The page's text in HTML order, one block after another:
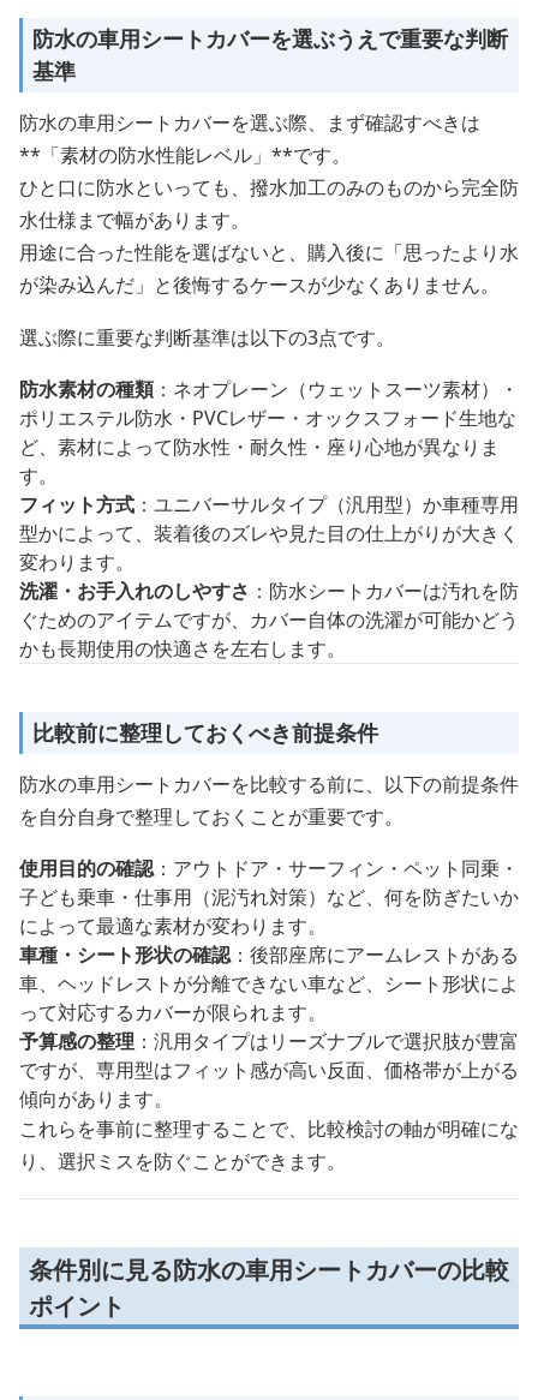
防水の車用シートカバーを選ぶうえで重要な判断
基準
防水の車用シートカバーを選ぶ際、まず確認すべきは
**「素材の防水性能レベル」**です。
ひと口に防水といっても、撥水加工のみのものから完全防
水仕様まで幅があります。
用途に合った性能を選ばないと、購入後に「思ったより水
が染み込んだ」と後悔するケースが少なくありません。
選ぶ際に重要な判断基準は以下の3点です。
防水素材の種類：ネオプレーン（ウェットスーツ素材）・
ポリエステル防水・PVCレザー・オックスフォード生地な
ど、素材によって防水性・耐久性・座り心地が異なりま
す。
フィット方式 ：ユニバーサルタイプ（汎用型）か車種専用
型かによって、装着後のズレや見た目の仕上がりが大きく
変わります。
洗濯・お手入れのしやすさ ：防水シートカバーは汚れを防
ぐためのアイテムですが、カバー自体の洗濯が可能かどう
かも長期使用の快適さを左右します。
比較前に整理しておくべき前提条件
防水の車用シートカバーを比較する前に、以下の前提条件
を自分自身で整理しておくことが重要です。
使用目的の確認：アウトドア・サーフィン・ペット同乗・
子ども乗車・仕事用（泥汚れ対策）など、何を防ぎたいか
によって最適な素材が変わります。
車種・シート形状の確認：後部座席にアームレストがある
車、ヘッドレストが分離できない車など、シート形状によ
って対応するカバーが限られます。
予算感の整理 ：汎用タイプはリーズナブルで選択肢が豊富
ですが、専用型はフィット感が高い反面、価格帯が上がる
傾向があります。
これらを事前に整理することで、比較検討の軸が明確にな
り、選択ミスを防ぐことができます。
条件別に見る防水の車用シートカバーの比較
ポイント